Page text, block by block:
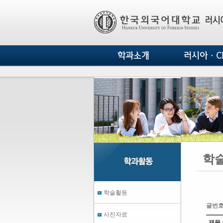
학과소개 러시아
학술활동
사진자료
학
글번